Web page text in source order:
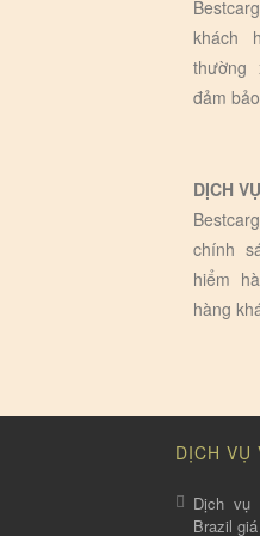
khách
thường
đảm
DỊCH
chính
hiểm
hàng
DỊCH VỤ
Dịch vụ
Brazil